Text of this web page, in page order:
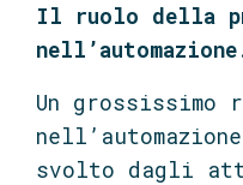
Il ruolo della
nell’automazione
Un grossissimo
svolto dagli